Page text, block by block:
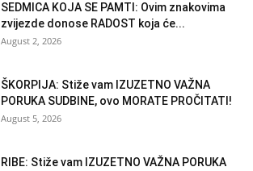
SEDMICA KOJA SE PAMTI: Ovim znakovima
zvijezde donose RADOST koja će...
August 2, 2026
ŠKORPIJA: Stiže vam IZUZETNO VAŽNA
PORUKA SUDBINE, ovo MORATE PROČITATI!
August 5, 2026
RIBE: Stiže vam IZUZETNO VAŽNA PORUKA